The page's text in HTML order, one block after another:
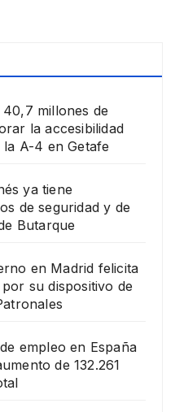
millones de
la accesibilidad
A-4 en Getafe
ya tiene
de seguridad y de
Butarque
en Madrid felicita
su dispositivo de
empleo en España
de 132.261